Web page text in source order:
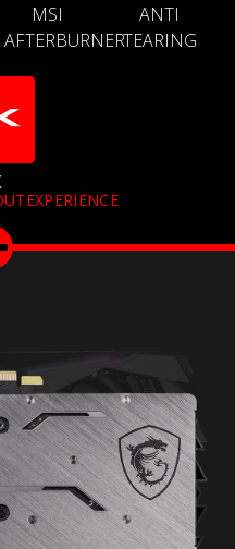
MSI
AFTERBURNER
ANTI
TEARING